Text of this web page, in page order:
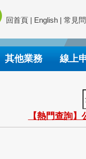
回首頁 | English | 常見
其他業務 線上
【熱門查詢